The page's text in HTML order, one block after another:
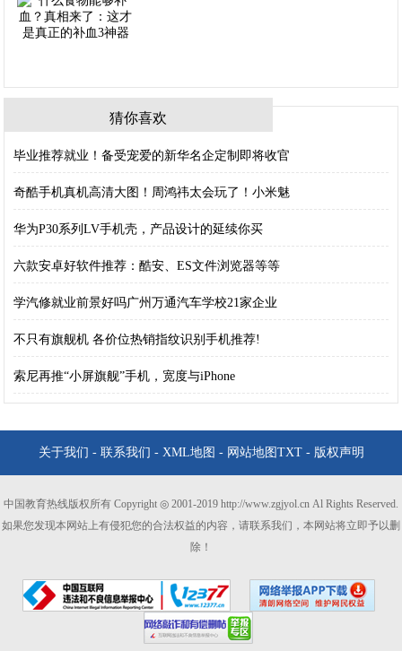
猜你喜欢
毕业推荐就业！备受宠爱的新华名企定制即将收官
奇酷手机真机高清大图！周鸿祎太会玩了！小米魅
华为P30系列LV手机壳，产品设计的延续你买
六款安卓好软件推荐：酷安、ES文件浏览器等等
学汽修就业前景好吗广州万通汽车学校21家企业
不只有旗舰机 各价位热销指纹识别手机推荐!
索尼再推“小屏旗舰”手机，宽度与iPhone
关于我们 - 联系我们 - XML地图 - 网站地图 TXT- 版权声明
中国教育热线版权所有 Copyright ◎ 2001-2019 http://www.zgjyol.cn Al Rights Reserved.
如果您发现本网站上有侵犯您的合法权益的内容，请联系我们，本网站将立即予以删
除！